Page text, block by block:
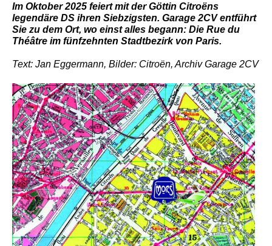
Im Oktober 2025 feiert mit der Göttin Citroëns
legendäre DS ihren Siebzigsten. Garage 2CV entführt
Sie zu dem Ort, wo einst alles begann: Die Rue du
Théâtre im fünfzehnten Stadtbezirk von Paris.
Text: Jan Eggermann, Bilder: Citroën, Archiv Garage 2CV